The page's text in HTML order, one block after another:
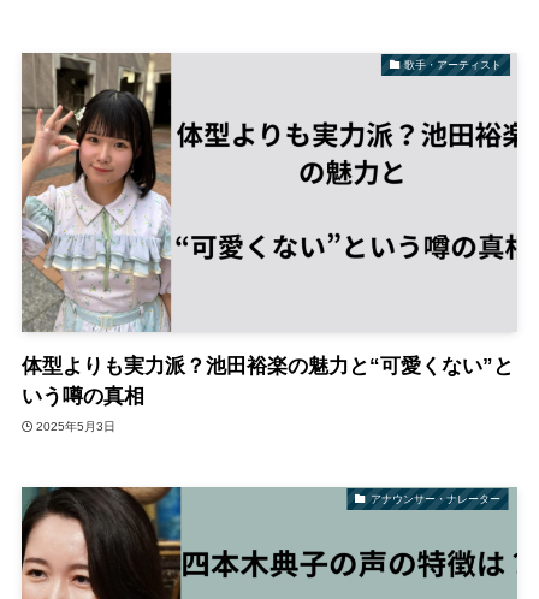
歌手・アーティスト
体型よりも実力派？池田裕楽の魅力と“可愛くない”と
いう噂の真相
2025年5月3日
アナウンサー・ナレーター